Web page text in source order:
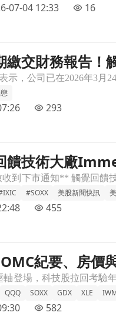
07-04 12:33 16
面臨下市危機
繳交財務報告
293
知，內部審計調查引發
饋技術大廠
#SOXX 美股新聞快訊
455
文章頁 紀要、房
QQQ SOXX GDX XLE
582